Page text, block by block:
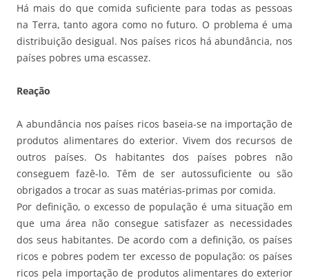
Há mais do que comida suficiente para todas as pessoas
na Terra, tanto agora como no futuro. O problema é uma
distribuição desigual. Nos países ricos há abundância, nos
países pobres uma escassez.
Reação
A abundância nos países ricos baseia-se na importação de
produtos alimentares do exterior. Vivem dos recursos de
outros países. Os habitantes dos países pobres não
conseguem fazê-lo. Têm de ser autossuficiente ou são
obrigados a trocar as suas matérias-primas por comida.
Por definição, o excesso de população é uma situação em
que uma área não consegue satisfazer as necessidades
dos seus habitantes. De acordo com a definição, os países
ricos e pobres podem ter excesso de população: os países
ricos pela importação de produtos alimentares do exterior